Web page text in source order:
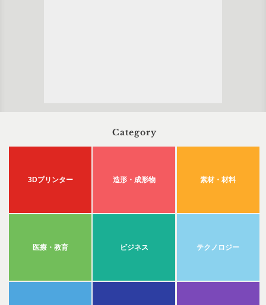
Category
3Dプリンター 造形・成形物 素材・材料
医療・教育 ビジネス テクノロジー